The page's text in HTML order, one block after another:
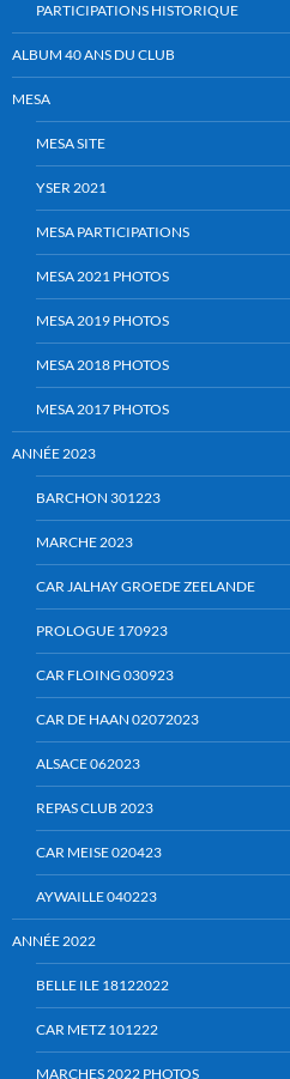
PARTICIPATIONS HISTORIQUE
ALBUM 40 ANS DU CLUB
MESA
MESA SITE
YSER 2021
MESA PARTICIPATIONS
MESA 2021 PHOTOS
MESA 2019 PHOTOS
MESA 2018 PHOTOS
MESA 2017 PHOTOS
ANNÉE 2023
BARCHON 301223
MARCHE 2023
CAR JALHAY GROEDE ZEELANDE
PROLOGUE 170923
CAR FLOING 030923
CAR DE HAAN 02072023
ALSACE 062023
REPAS CLUB 2023
CAR MEISE 020423
AYWAILLE 040223
ANNÉE 2022
BELLE ILE 18122022
CAR METZ 101222
MARCHES 2022 PHOTOS